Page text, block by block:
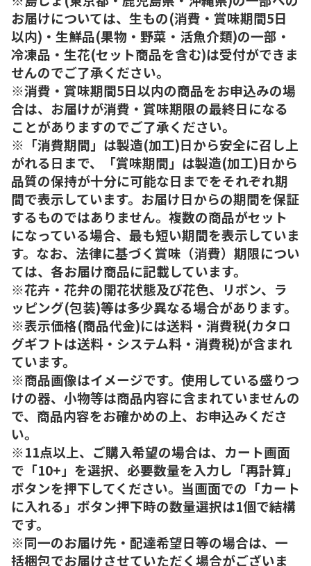
お届けについては、生もの(消費・賞味期間5日
以内)・生鮮品(果物・野菜・活魚介類)の一部・
冷凍品・生花(セット商品を含む)は受付ができま
せんのでご了承ください。
※消費・賞味期間5日以内の商品をお申込みの場
合は、お届けが消費・賞味期限の最終日になる
ことがありますのでご了承ください。
※「消費期間」は製造(加工)日から安全に召し上
がれる日まで、「賞味期間」は製造(加工)日から
品質の保持が十分に可能な日までをそれぞれ期
間で表示しています。お届け日からの期間を保証
するものではありません。複数の商品がセット
になっている場合、最も短い期間を表示していま
す。なお、法律に基づく賞味（消費）期限につい
ては、各お届け商品に記載しています。
※花卉・花弁の開花状態及び花色、リボン、ラ
ッピング(包装)等は多少異なる場合があります。
※表示価格(商品代金)には送料・消費税(カタロ
グギフトは送料・システム料・消費税)が含まれ
ています。
※商品画像はイメージです。使用している盛りつ
けの器、小物等は商品内容に含まれていませんの
で、商品内容をお確かめの上、お申込みくださ
い。
※11点以上、ご購入希望の場合は、カート画面
で「10+」を選択、必要数量を入力し「再計算」
ボタンを押下してください。当画面での「カート
に入れる」ボタン押下時の数量選択は1個で結構
です。
※同一のお届け先・配達希望日等の場合は、一
括梱包でお届けさせていただく場合がございま